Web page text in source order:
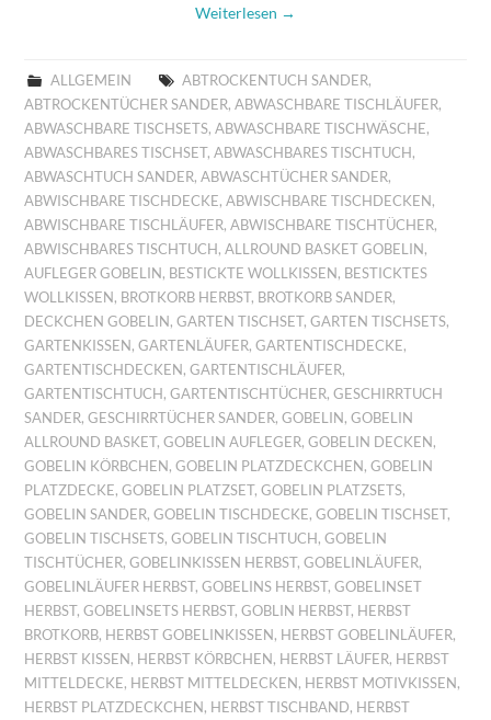
Weiterlesen →
ALLGEMEIN ABTROCKENTUCH SANDER,
ABTROCKENTÜCHER SANDER,ABWASCHBARE TISCHLÄUFER,
ABWASCHBARE TISCHSETS,ABWASCHBARE TISCHWÄSCHE,
ABWASCHBARES TISCHSET,ABWASCHBARES TISCHTUCH ,
ABWASCHTUCH SANDER,ABWASCHTÜCHER SANDER,
ABWISCHBARE TISCHDECKE,ABWISCHBARE TISCHDECKEN ,
ABWISCHBARE TISCHLÄUFER,ABWISCHBARE TISCHTÜCHER,
ABWISCHBARES TISCHTUCH ,ALLROUND BASKET GOBELIN ,
AUFLEGER GOBELIN , BESTICKTE WOLLKISSEN , BESTICKTES
WOLLKISSEN , BROTKORB HERBST, BROTKORB SANDER,
DECKCHEN GOBELIN ,GARTEN TISCHSET,GARTEN TISCHSETS,
GARTENKISSEN ,GARTENLÄUFER,GARTENTISCHDECKE,
GARTENTISCHDECKEN ,GARTENTISCHLÄUFER,
GARTENTISCHTUCH ,GARTENTISCHTÜCHER,GESCHIRRTUCH
SANDER,GESCHIRRTÜCHER SANDER,GOBELIN ,GOBELIN
ALLROUND BASKET,GOBELIN AUFLEGER,GOBELIN DECKEN ,
GOBELIN KÖRBCHEN ,GOBELIN PLATZDECKCHEN ,GOBELIN
PLATZDECKE,GOBELIN PLATZSET,GOBELIN PLATZSETS,
GOBELIN SANDER,GOBELIN TISCHDECKE,GOBELIN TISCHSET,
GOBELIN TISCHSETS,GOBELIN TISCHTUCH ,GOBELIN
TISCHTÜCHER,GOBELINKISSEN HERBST,GOBELINLÄUFER,
GOBELINLÄUFER HERBST,GOBELINS HERBST,GOBELINSET
HERBST,GOBELINSETS HERBST,GOBLIN HERBST, HERBST
BROTKORB, HERBST GOBELINKISSEN , HERBST GOBELINLÄUFER,
HERBST KISSEN , HERBST KÖRBCHEN , HERBST LÄUFER, HERBST
MITTELDECKE, HERBST MITTELDECKEN , HERBST MOTIVKISSEN ,
HERBST PLATZDECKCHEN , HERBST TISCHBAND, HERBST